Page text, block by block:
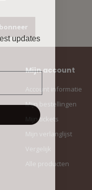
Mijn account
Account informatie
Mijn bestellingen
Mijn tickets
Mijn verlanglijst
Vergelijk
Alle producten
updates